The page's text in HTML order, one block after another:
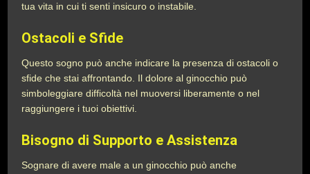
tua vita in cui ti senti insicuro o instabile.
Ostacoli e Sfide
Questo sogno può anche indicare la presenza di ostacoli o
sfide che stai affrontando. Il dolore al ginocchio può
simboleggiare difficoltà nel muoversi liberamente o nel
raggiungere i tuoi obiettivi.
Bisogno di Supporto e Assistenza
Sognare di avere male a un ginocchio può anche